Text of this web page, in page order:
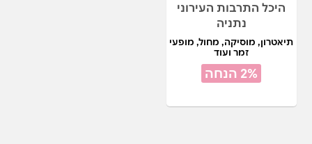
היכל התרבות העירוני
נתניה
תיאטרון, מוסיקה, מחול, מופעי
זמר ועוד
2% הנחה